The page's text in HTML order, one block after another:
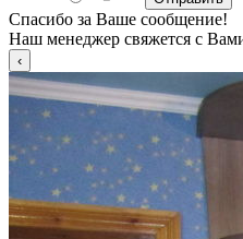
Спасибо за Ваше сообщение!
Наш менеджер свяжется с